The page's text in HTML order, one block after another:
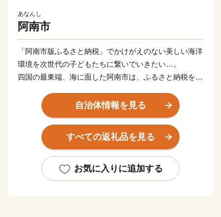
あなんし
阿南市
「阿南市版ふるさと納税」でかけがえのない美しい海洋
環境を次世代の子どもたちに繋いでいきたい…。
四国の最東端、海に面した阿南市は、ふるさと納税を通
に対して真摯に向き合い、アクションをおこし、普及し
ていくことによって、持続可能な社会づくりを実現して
いく「阿南市オリジナル」の制度運用を行っています。
返礼品を提供するのは「EARTH SHIP PARTNER
では、このESPA事業者とともに新たなムーブメントを
起こしていきます！
自治体情報を見る
すべての返礼品を見る
お気に入りに追加する